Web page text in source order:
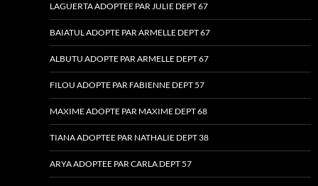
LAGUERTA ADOPTEE PAR JULIE DEPT 67
BAIATUL ADOPTE PAR ARMELLE DEPT 67
ALBUTU ADOPTE PAR ARMELLE DEPT 67
FILOU ADOPTE PAR FABIENNE DEPT 57
MAXIME ADOPTE PAR MAXIME DEPT 68
TIANA ADOPTEE PAR NATHALIE DEPT 38
ARYA ADOPTEE PAR CARLA DEPT 57